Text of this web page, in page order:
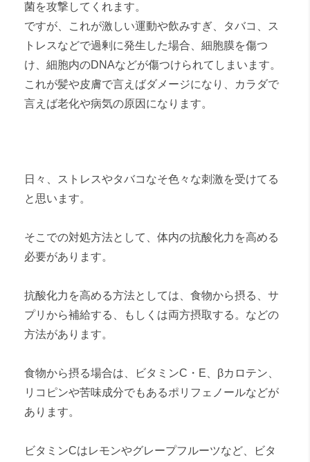
菌を攻撃してくれます。
ですが、これが激しい運動や飲みすぎ、タバコ、ス
トレスなどで過剰に発生した場合、細胞膜を傷つ
け、細胞内のDNAなどが傷つけられてしまいます。
これが髪や皮膚で言えばダメージになり、カラダで
言えば老化や病気の原因になります。
日々、ストレスやタバコなそ色々な刺激を受けてる
と思います。
そこでの対処方法として、体内の抗酸化力を高める
必要があります。
抗酸化力を高める方法としては、食物から摂る、サ
プリから補給する、もしくは両方摂取する。などの
方法があります。
食物から摂る場合は、ビタミンC・E、βカロテン、
リコピンや苦味成分でもあるポリフェノールなどが
あります。
ビタミンCはレモンやグレープフルーツなど、ビタ